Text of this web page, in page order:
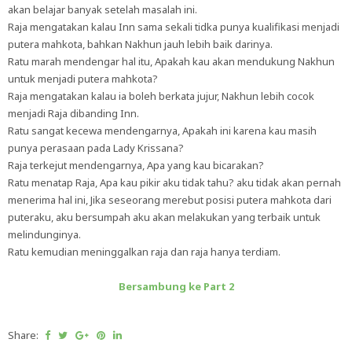
akan belajar banyak setelah masalah ini.
Raja mengatakan kalau Inn sama sekali tidka punya kualifikasi menjadi
putera mahkota, bahkan Nakhun jauh lebih baik darinya.
Ratu marah mendengar hal itu, Apakah kau akan mendukung Nakhun
untuk menjadi putera mahkota?
Raja mengatakan kalau ia boleh berkata jujur, Nakhun lebih cocok
menjadi Raja dibanding Inn.
Ratu sangat kecewa mendengarnya, Apakah ini karena kau masih
punya perasaan pada Lady Krissana?
Raja terkejut mendengarnya, Apa yang kau bicarakan?
Ratu menatap Raja, Apa kau pikir aku tidak tahu? aku tidak akan pernah
menerima hal ini, Jika seseorang merebut posisi putera mahkota dari
puteraku, aku bersumpah aku akan melakukan yang terbaik untuk
melindunginya.
Ratu kemudian meninggalkan raja dan raja hanya terdiam.
Bersambung ke Part 2
Share: